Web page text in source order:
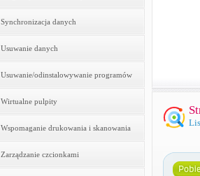
Synchronizacja danych
Usuwanie danych
Usuwanie/odinstalowywanie programów
Wirtualne pulpity
Wspomaganie drukowania i skanowania
Zarządzanie czcionkami